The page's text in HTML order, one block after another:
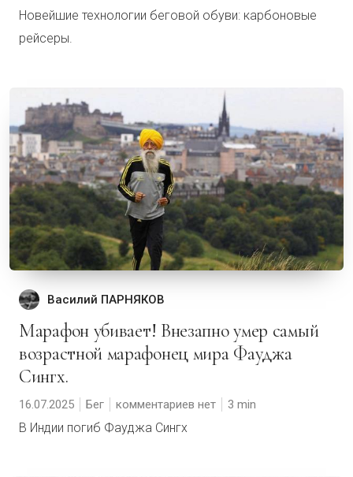
Новейшие технологии беговой обуви: карбоновые
рейсеры.
Василий ПАРНЯКОВ
Марафон убивает! Внезапно умер самый
возрастной марафонец мира Фауджа
Сингх.
16.07.2025 Бег комментариев нет 3
В Индии погиб Фауджа Сингх